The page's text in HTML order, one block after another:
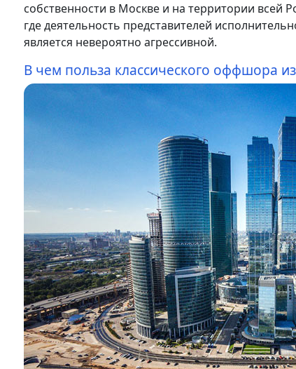
собственности в Москве и на территории всей
где деятельность представителей
является невероятно агрессивной.
В чем польза классического оффшора